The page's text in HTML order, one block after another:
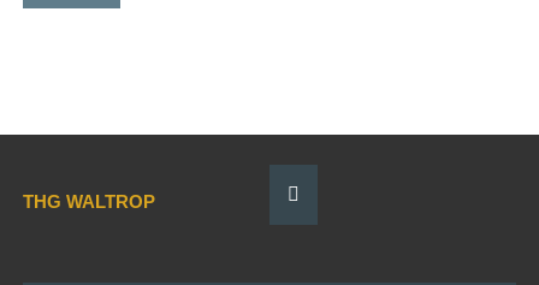
THG WALTROP